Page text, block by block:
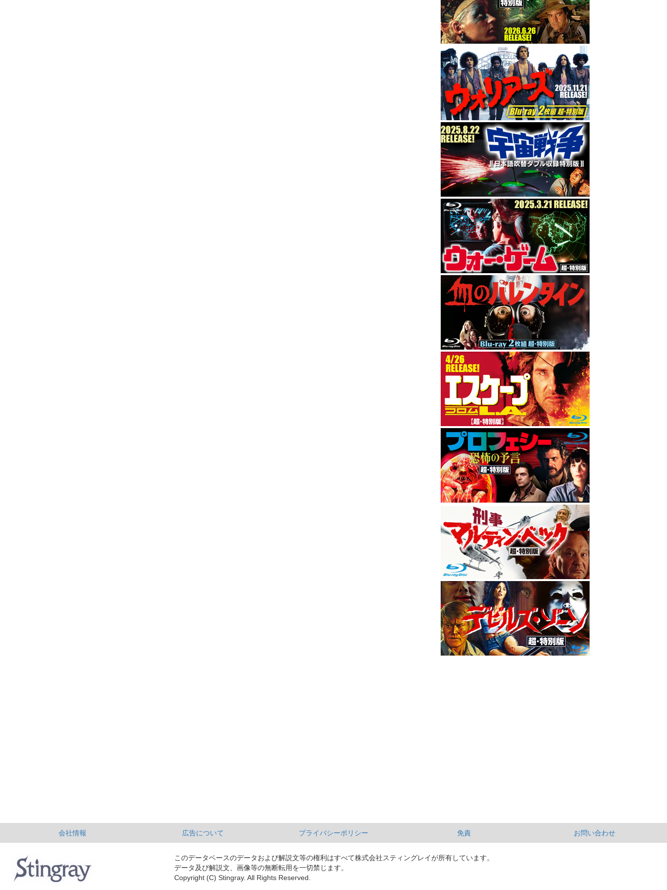
会社情報 広告について プライバシーポリシー 免責 お問い合わせ
このデータベースのデータおよび解説文等の権利はすべて株式会社スティングレイが所有しています。
データ及び解説文、画像等の無断転用を一切禁じます。
Copyright (C) Stingray. All Rights Reserved.